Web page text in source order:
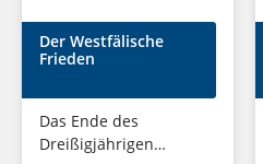
Der Westfälische
Frieden
Das Ende des
Dreißigjährigen